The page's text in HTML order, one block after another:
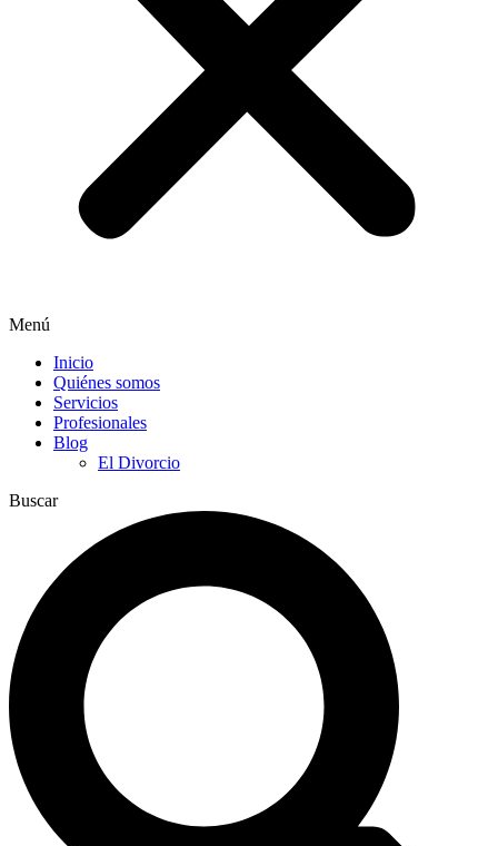
Menú
Inicio
Quiénes somos
Servicios
Profesionales
Blog
El Divorcio
Buscar